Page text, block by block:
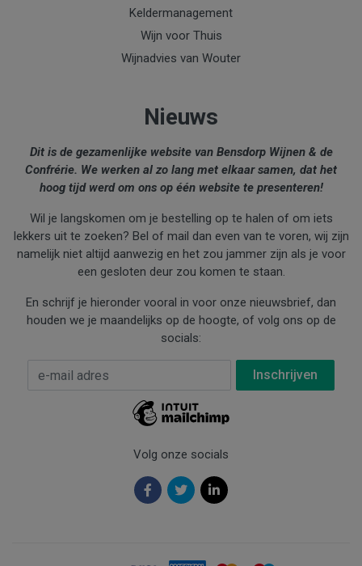
Keldermanagement
Wijn voor Thuis
Wijnadvies van Wouter
Nieuws
Dit is de gezamenlijke website van Bensdorp Wijnen & de
Confrérie. We werken al zo lang met elkaar samen, dat het
hoog tijd werd om ons op één website te presenteren!
Wil je langskomen om je bestelling op te halen of om iets
lekkers uit te zoeken? Bel of mail dan even van te voren, wij zijn
namelijk niet altijd aanwezig en het zou jammer zijn als je voor
een gesloten deur zou komen te staan.
En schrijf je hieronder vooral in voor onze nieuwsbrief, dan
houden we je maandelijks op de hoogte, of volg ons op de
socials:
E-mail Adres
Volg onze socials